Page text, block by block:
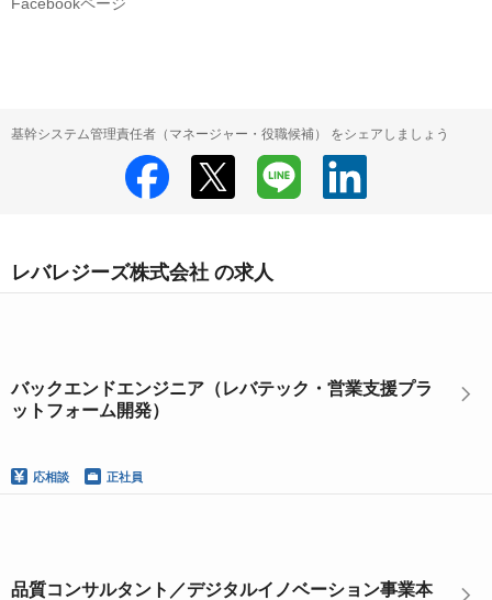
基幹システム管理責任者（マネージャー・役職候補） をシェアしましょう
レバレジーズ株式会社 の求人
バックエンドエンジニア（レバテック・営業支援プラ
ットフォーム開発）
応相談 正社員
品質コンサルタント／デジタルイノベーション事業本